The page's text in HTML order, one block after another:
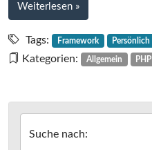
Weiterlesen bei
Nostalgischer
Neustart
»
Tags: Framework Persönlich
Kategorien: Allgemein PHP
Suche nach: